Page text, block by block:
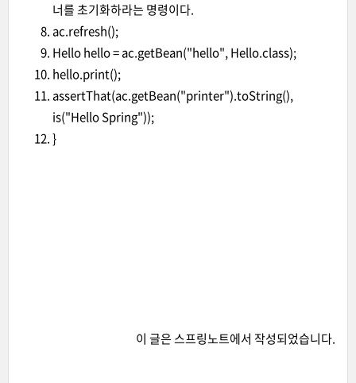
너를 초기화하라는 명령이다.
ac.refresh();
Hello hello = ac.getBean("hello", Hello.class);
hello.print();
assertThat(ac.getBean("printer").toString(),
is("Hello Spring"));
}
이 글은스프링노트에서 작성되었습니다.